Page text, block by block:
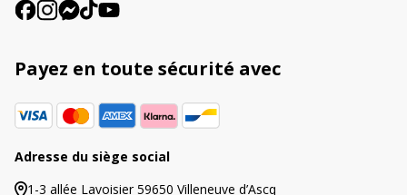
Payez en toute sécurité avec
Adresse du siège social
1-3 allée Lavoisier 59650 Villeneuve d’Ascq